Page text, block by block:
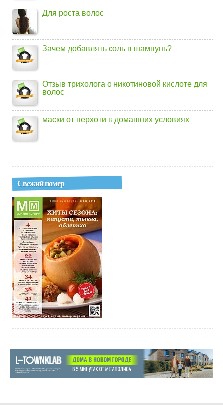
Для роста волос
Зачем добавлять соль в шампунь?
Отзыв трихолога о никотиновой кислоте для
волос
маски от перхоти в домашних условиях
Свежий номер